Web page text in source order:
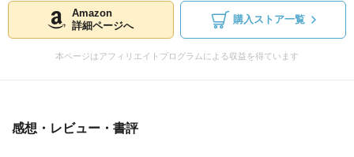
Amazon
詳細ページへ
購入ストア一覧
本ページはアフィリエイトプログラムによる収益を得ています
感想・レビュー・書評